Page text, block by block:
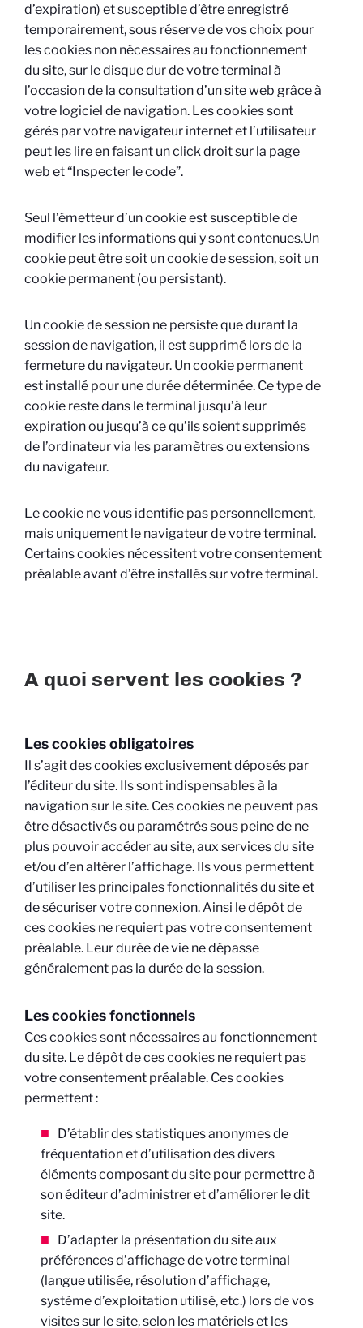
d’expiration) et susceptible d’être enregistré
temporairement, sous réserve de vos choix pour
les cookies non nécessaires au fonctionnement
du site, sur le disque dur de votre terminal à
l’occasion de la consultation d’un site web grâce à
votre logiciel de navigation. Les cookies sont
gérés par votre navigateur internet et l’utilisateur
peut les lire en faisant un click droit sur la page
web et “Inspecter le code”.
Seul l’émetteur d’un cookie est susceptible de
modifier les informations qui y sont contenues.Un
cookie peut être soit un cookie de session, soit un
cookie permanent (ou persistant).
Un cookie de session ne persiste que durant la
session de navigation, il est supprimé lors de la
fermeture du navigateur. Un cookie permanent
est installé pour une durée déterminée. Ce type de
cookie reste dans le terminal jusqu’à leur
expiration ou jusqu’à ce qu’ils soient supprimés
de l’ordinateur via les paramètres ou extensions
du navigateur.
Le cookie ne vous identifie pas personnellement,
mais uniquement le navigateur de votre terminal.
Certains cookies nécessitent votre consentement
préalable avant d’être installés sur votre terminal.
A quoi servent les cookies ?
Les cookies obligatoires
Il s’agit des cookies exclusivement déposés par
l’éditeur du site. Ils sont indispensables à la
navigation sur le site. Ces cookies ne peuvent pas
être désactivés ou paramétrés sous peine de ne
plus pouvoir accéder au site, aux services du site
et/ou d’en altérer l’affichage. Ils vous permettent
d’utiliser les principales fonctionnalités du site et
de sécuriser votre connexion. Ainsi le dépôt de
ces cookies ne requiert pas votre consentement
préalable. Leur durée de vie ne dépasse
généralement pas la durée de la session.
Les cookies fonctionnels
Ces cookies sont nécessaires au fonctionnement
du site. Le dépôt de ces cookies ne requiert pas
votre consentement préalable. Ces cookies
permettent :
D’établir des statistiques anonymes de
fréquentation et d’utilisation des divers
éléments composant du site pour permettre à
son éditeur d’administrer et d’améliorer le dit
site.
D’adapter la présentation du site aux
préférences d’affichage de votre terminal
(langue utilisée, résolution d’affichage,
système d’exploitation utilisé, etc.) lors de vos
visites sur le site, selon les matériels et les